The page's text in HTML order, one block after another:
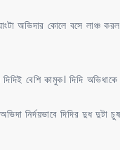
অভিদার কোলে বসে লাঞ্চ
বেশি কামুক। দিদি
নির্দয়ভাবে দিদির দুধ